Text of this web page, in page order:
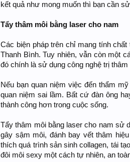
kết quả như mong muốn thì bạn cần
Tẩy thâm môi bằng laser cho nam
Các biện pháp trên chỉ mang tính
Thanh Bình. Tuy nhiên, vẫn còn một
đó chính là sử dụng công nghệ trị
Nếu bạn quan niệm việc đến thẩm
quan niệm sai lầm. Bất cứ đàn ông
thành công hơn trong cuộc sống.
Tẩy thâm môi bằng laser cho nam sử
gây sậm môi, đánh bay vết thâm
thích quá trình sản sinh collagen, tái
đôi môi sexy một cách tự nhiên, an